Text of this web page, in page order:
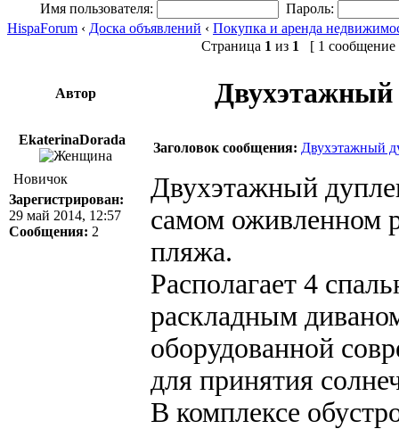
Имя пользователя:
Пароль:
HispaForum ‹ Доска объявлений ‹ Покупка и аренда
Страница 1 из 1 [ 1 сообщение
Автор Двухэтажный
EkaterinaDorada
Заголовок сообщения: Двухэтажный
Новичок
Зарегистрирован:
29 май 2014, 12:57
Сообщения: 2
Двухэтажный
самом оживленном
пляжа.
Располагает 4
раскладным
оборудованной
для принятия
В комплексе